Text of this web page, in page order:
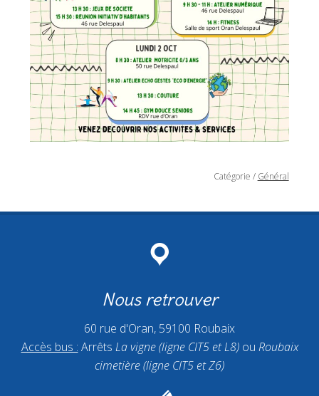
Catégorie / Général
Nous retrouver
60 rue d'Oran, 59100 Roubaix
Accès bus : Arrêts La vigne (ligne CIT5 et L8)ou Roubaix
cimetière (ligne CIT5 et Z6)